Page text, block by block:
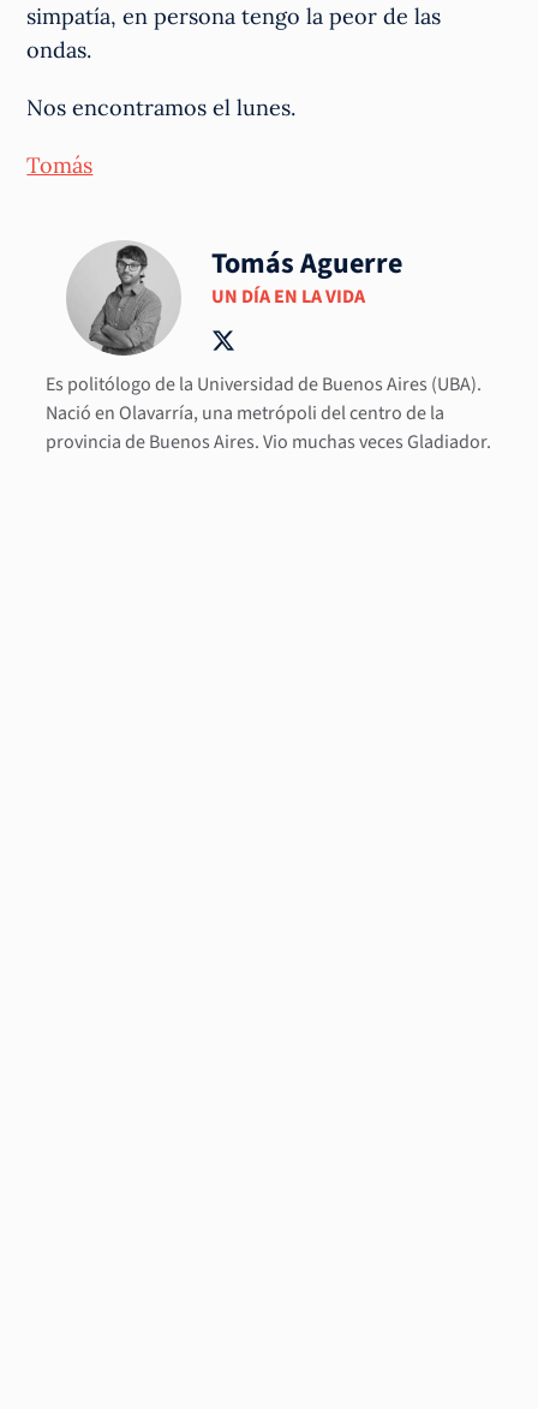
simpatía, en persona tengo la peor de las
ondas.
Nos encontramos el lunes.
Tomás
Tomás Aguerre
UN DÍA EN LA VIDA
Es politólogo de la Universidad de Buenos Aires (UBA).
Nació en Olavarría, una metrópoli del centro de la
provincia de Buenos Aires. Vio muchas veces Gladiador.